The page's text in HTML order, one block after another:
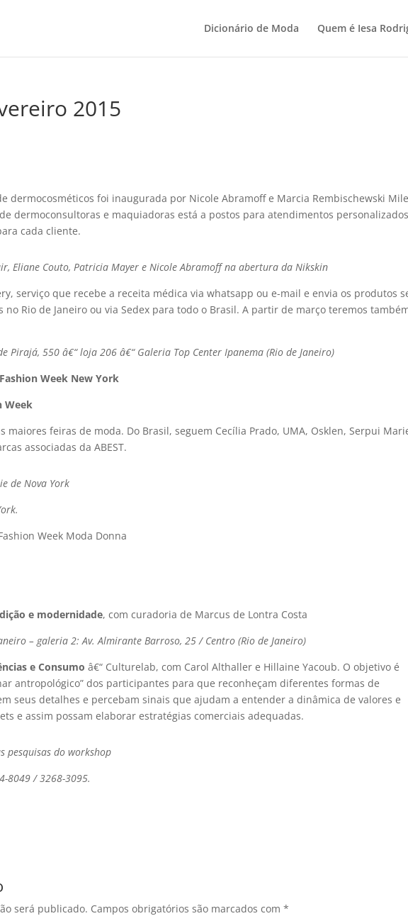
Dicionário de Moda Quem é Iesa
2015
dermocosméticos foi inaugurada por Nicole Abramoff e Marcia Rembischewski
dermoconsultoras e maquiadoras está a postos para atendimentos
cada cliente.
Eliane Couto, Patricia Mayer e Nicole Abramoff na abertura da Nikskin
serviço que recebe a receita médica via whatsapp ou e-mail e envia os produtos
no Rio de Janeiro ou via Sedex para todo o Brasil. A partir de março teremos
Pirajá, 550 â€“ loja 206 â€“ Galeria Top Center Ipanema (Rio de Janeiro)
Week New York
Week
maiores feiras de moda. Do Brasil, seguem Cecí­lia Prado, UMA, Osklen, Serpui
associadas da ABEST.
de Nova York
Week Moda Donna
e modernidade, com curadoria de Marcus de Lontra Costa
– galeria 2: Av. Almirante Barroso, 25 / Centro (Rio de Janeiro)
e Consumo â€“ Culturelab, com Carol Althaller e Hillaine Yacoub. O objetivo é
antropológico” dos participantes para que reconheçam diferentes formas de
seus detalhes e percebam sinais que ajudam a entender a dinâmica de valores e
e assim possam elaborar estratégias comerciais adequadas.
pesquisas do workshop
8049 / 3268-3095.
será publicado. Campos obrigatórios são marcados com*